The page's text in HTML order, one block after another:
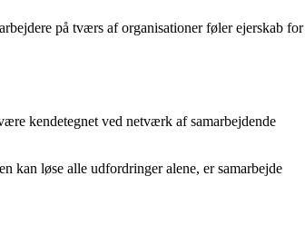
på tværs af organisationer føler ejerskab for
kendetegnet ved netværk af samarbejdende
kan løse alle udfordringer alene, er samarbejde